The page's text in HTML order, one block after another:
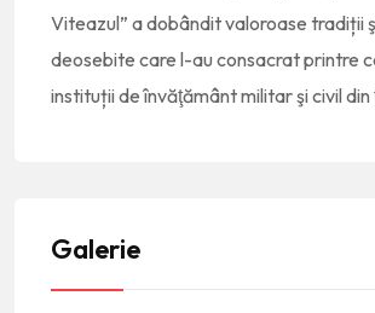
Viteazul” a dobândit valoroase tradiții
deosebite care l-au consacrat printre
instituții de învăţământ militar şi civil din
Galerie